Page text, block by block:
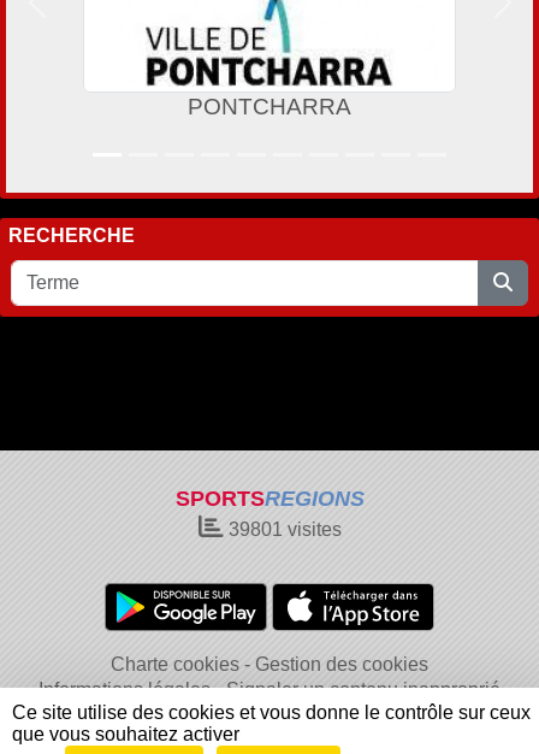
PONTCHARRA
RECHERCHE
SPORTSREGIONS
39801 visites
Charte cookies
Gestion des cookies
Informations légales
Signaler un contenu inapproprié
Ce site utilise des cookies et vous donne le contrôle sur ceux
que vous souhaitez activer